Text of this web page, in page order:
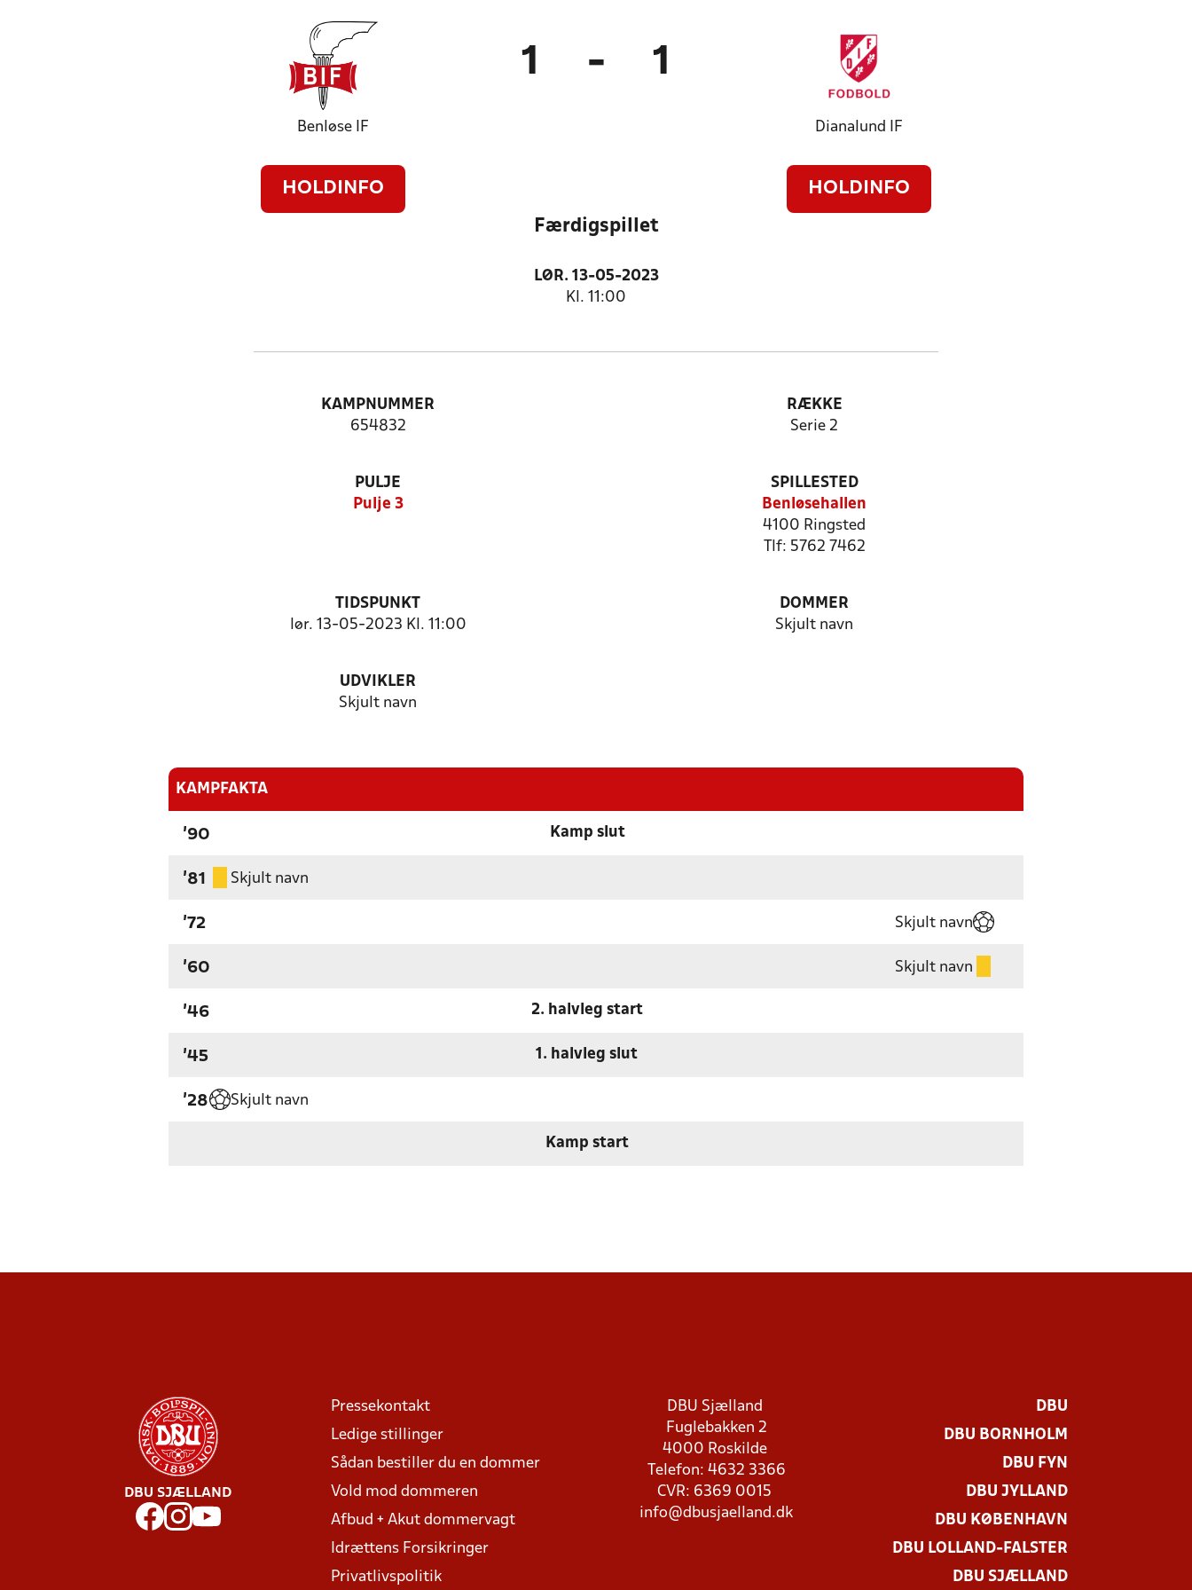
Benløse IF
HOLDINFO
1 - 1
Dianalund IF
HOLDINFO
Færdigspillet
LØR. 13-05-2023
Kl. 11:00
KAMPNUMMER
654832
RÆKKE
Serie 2
PULJE
Pulje 3
SPILLESTED
Benløsehallen
4100 Ringsted
Tlf: 5762 7462
TIDSPUNKT
lør. 13-05-2023 Kl. 11:00
DOMMER
Skjult navn
UDVIKLER
Skjult navn
KAMPFAKTA
'90 Kamp slut
'81 Skjult navn
'72 Skjult navn
'60 Skjult navn
'46 2. halvleg start
'45 1. halvleg slut
'28 Skjult navn
Kamp start
DBU SJÆLLAND
Pressekontakt
Ledige stillinger
Sådan bestiller du en dommer
Vold mod dommeren
Afbud + Akut dommervagt
Idrættens Forsikringer
Privatlivspolitik
DBU Sjælland
Fuglebakken 2
4000 Roskilde
Telefon: 4632 3366
CVR: 6369 0015
info@dbusjaelland.dk
DBU
DBU BORNHOLM
DBU FYN
DBU JYLLAND
DBU KØBENHAVN
DBU LOLLAND-FALSTER
DBU SJÆLLAND